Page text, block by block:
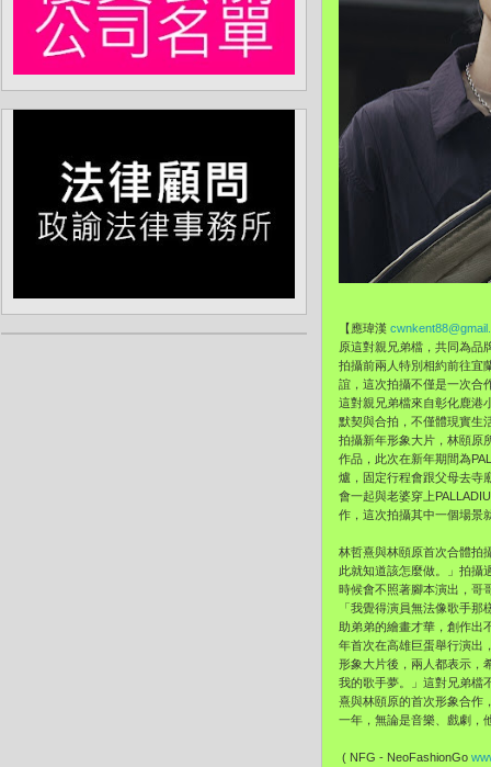
【應瑋漢
原這對親兄弟檔，共同為品
拍攝前兩人特別相約前往宜
誼，這次拍攝不僅是一次合
這對親兄弟檔來自彰化鹿港
默契與合拍，不僅體現實生
拍攝新年形象大片，林頤原
作品，此次在新年期間為
爐，固定行程會跟父母去寺
會一起與老婆穿上
作，這次拍攝其中一個場景
林哲熹與林頤原首次合體拍
此就知道該怎麼做。」拍攝
時候會不照著腳本演出，哥
「我覺得演員無法像歌手
助弟弟的繪畫才華，創作出
年首次在高雄巨蛋舉行演出
形象大片後，兩人都表示，
我的歌手夢。」這對兄弟檔
熹與林頤原的首次形象合作
一年，無論是音樂、戲劇，
( NFG - NeoFashionGo